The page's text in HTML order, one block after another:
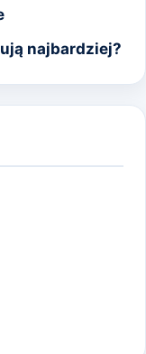
najbardziej?